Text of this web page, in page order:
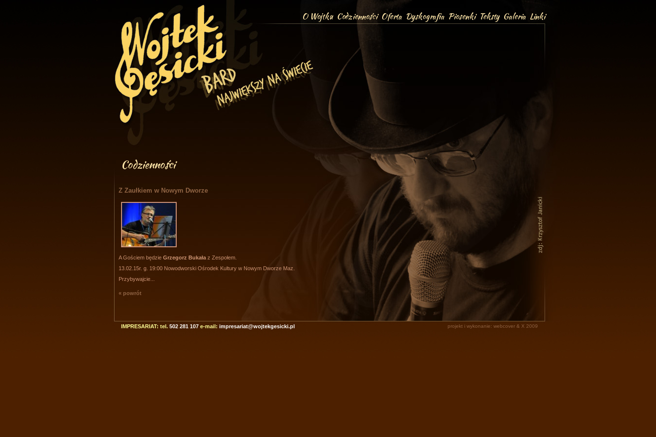
O Wojtku Codzienności Oferta Dyskografia Piosenki Teksty Galeria Linki
Codzienności
Z Zaułkiem w Nowym Dworze
A Gościem będzie Grzegorz Bukała z Zespołem.
13.02.15r. g. 19:00 Nowodworski Ośrodek Kultury w Nowym Dworze Maz.
Przybywajcie...
« powrót
IMPRESARIAT: tel. 502 281 107 e-mail: impresariat@wojtekgesicki.pl projekt i wykonanie: webcover & X 2009